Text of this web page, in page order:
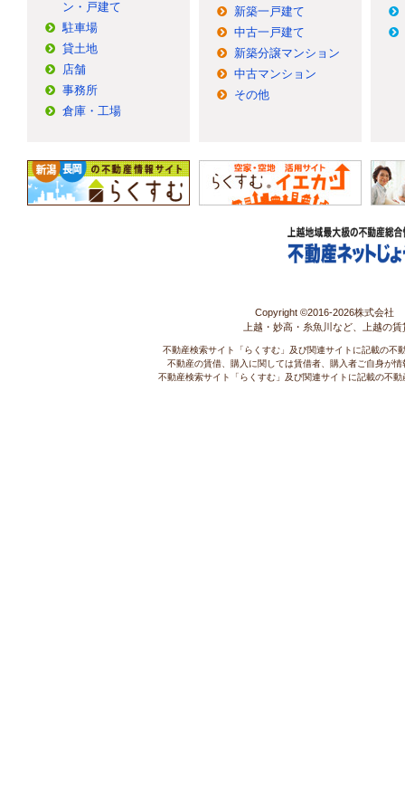
ン・戸建て
駐車場
貸土地
店舗
事務所
倉庫・工場
新築一戸建て
中古一戸建て
新築分譲マンション
中古マンション
その他
Copyright ©2016-2026株式会社
上越・妙高・糸魚川など、上越の
不動産検索サイト「らくすむ」及び関連サイトに記載の不
不動産の賃借、購入に関しては賃借者、購入者ご自身が
不動産検索サイト「らくすむ」及び関連サイトに記載の不